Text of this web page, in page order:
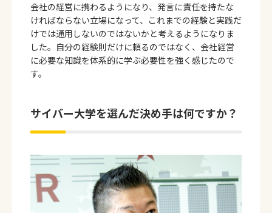
会社の経営に携わるようになり、発言に責任を持たな
ければならない立場になって、これまでの経験と実践だ
けでは通用しないのではないかと考えるようになりま
した。自分の経験則だけに頼るのではなく、会社経営
に必要な知識を体系的に学ぶ必要性を強く感じたので
す。
サイバー大学を選んだ決め手は何ですか？